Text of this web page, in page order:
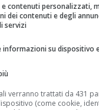
e contenuti personalizzati,
dei contenuti e degli
servizi
informazioni su dispositivo
verranno trattati da 431
(come cookie,